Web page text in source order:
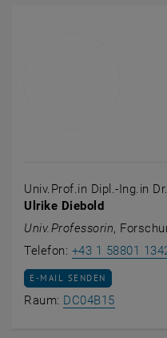
Univ.Prof.in Dipl.-Ing.in
Ulrike Diebold
Univ.Professorin,
Telefon: +43 1 58801
E-MAIL AN ULRIKE DIEBOLD
E-MAIL SENDEN
Raum: DC04B15Raum